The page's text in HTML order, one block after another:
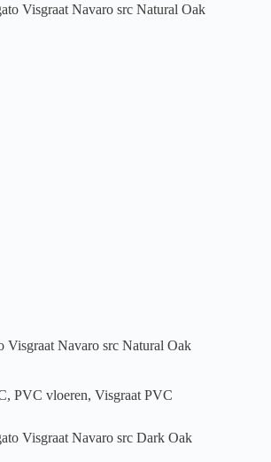
Visgraat Navaro src Natural Oak
, PVC vloeren, Visgraat PVC